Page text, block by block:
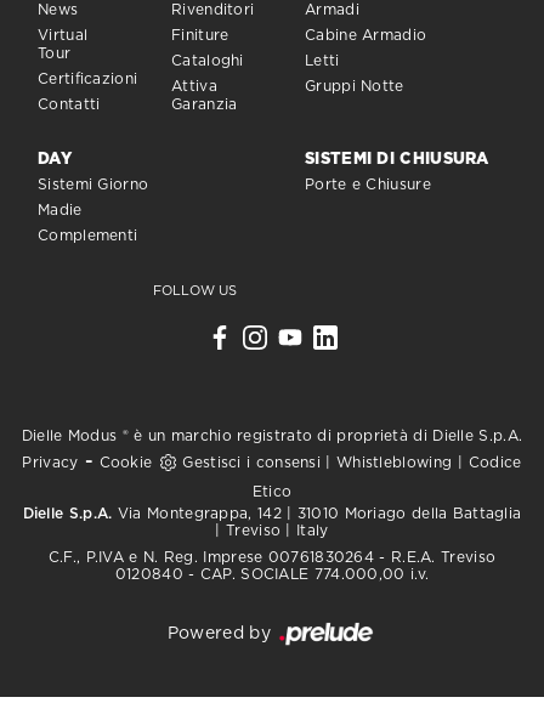
News
Virtual
Tour
Certificazioni
Contatti
Rivenditori
Finiture
Cataloghi
Attiva
Garanzia
Armadi
Cabine Armadio
Letti
Gruppi Notte
DAY
Sistemi Giorno
Madie
Complementi
SISTEMI DI CHIUSURA
Porte e Chiusure
FOLLOW US
Dielle Modus ® è un marchio registrato di proprietà di Dielle S.p.A.
Privacy - Cookie Gestisci i consensi Whistleblowing
Codice
Etico
Dielle S.p.A. Via Montegrappa, 142 | 31010 Moriago della Battaglia
| Treviso | Italy
C.F., P.IVA e N. Reg. Imprese 00761830264 - R.E.A. Treviso
0120840 - CAP. SOCIALE 774.000,00 i.v.
Powered by